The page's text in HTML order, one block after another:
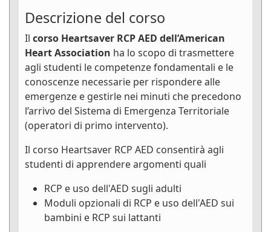
Descrizione del corso
Il corso Heartsaver RCP AED dell’American
Heart Association ha lo scopo di trasmettere
agli studenti le competenze fondamentali e le
conoscenze necessarie per rispondere alle
emergenze e gestirle nei minuti che precedono
l’arrivo del Sistema di Emergenza Territoriale
(operatori di primo intervento).
Il corso Heartsaver RCP AED consentirà agli
studenti di apprendere argomenti quali
RCP e uso dell'AED sugli adulti
Moduli opzionali di RCP e uso dell'AED sui
bambini e RCP sui lattanti